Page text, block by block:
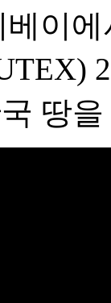
이
땅